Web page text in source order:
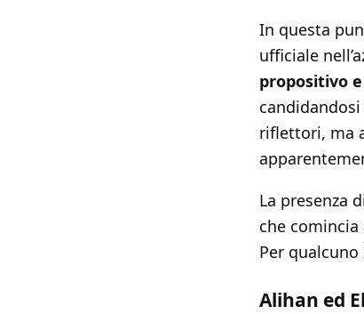
In questa
ufficiale
propositivo
riflettori, ma
La presenza
che
Per
Alihan ed